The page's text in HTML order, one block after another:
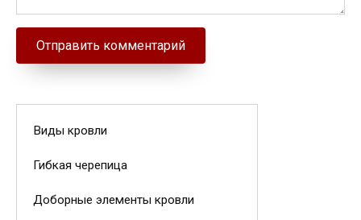
Виды кровли
Гибкая черепица
Доборные элементы кровли